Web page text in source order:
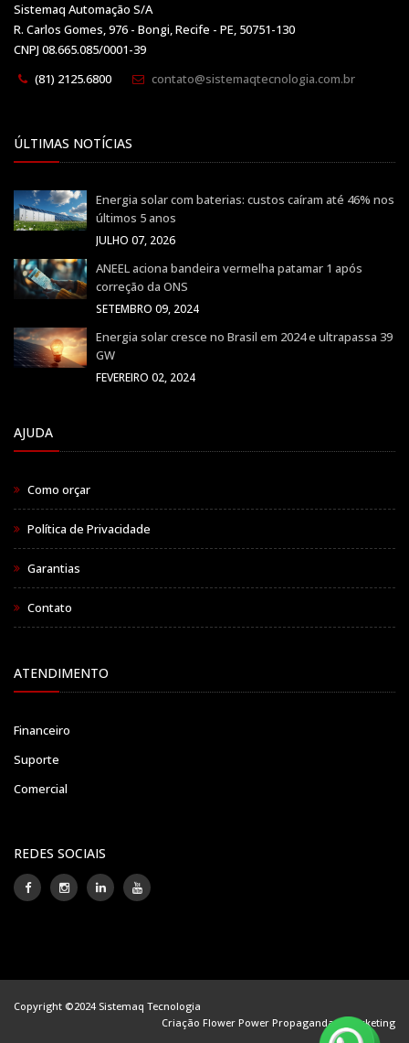
Sistemaq Automação S/A
R. Carlos Gomes, 976 - Bongi, Recife - PE, 50751-130
CNPJ 08.665.085/0001-39
(81) 2125.6800
contato@sistemaqtecnologia.com.br
ÚLTIMAS NOTÍCIAS
Energia solar com baterias: custos caíram até 46% nos
últimos 5 anos
JULHO 07, 2026
ANEEL aciona bandeira vermelha patamar 1 após
correção da ONS
SETEMBRO 09, 2024
Energia solar cresce no Brasil em 2024 e ultrapassa 39
GW
FEVEREIRO 02, 2024
AJUDA
Como orçar
Política de Privacidade
Garantias
Contato
ATENDIMENTO
Financeiro
Suporte
Comercial
REDES SOCIAIS
Copyright ©2024 Sistemaq Tecnologia
Criação Flower Power Propaganda e Marketing